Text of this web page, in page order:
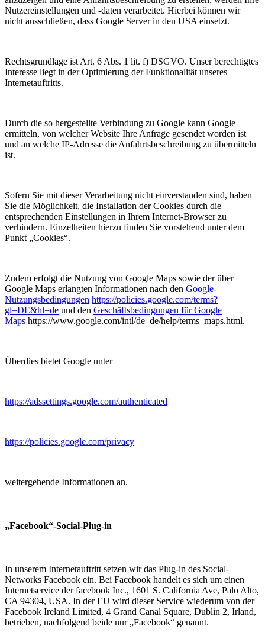
Nutzereinstellungen und -daten verarbeitet. Hierbei können wir
nicht ausschließen, dass Google Server in den USA einsetzt.
Rechtsgrundlage ist Art. 6 Abs. 1 lit. f) DSGVO. Unser berechtigtes
Interesse liegt in der Optimierung der Funktionalität unseres
Internetauftritts.
Durch die so hergestellte Verbindung zu Google kann Google
ermitteln, von welcher Website Ihre Anfrage gesendet worden ist
und an welche IP-Adresse die Anfahrtsbeschreibung zu übermitteln
ist.
Sofern Sie mit dieser Verarbeitung nicht einverstanden sind, haben
Sie die Möglichkeit, die Installation der Cookies durch die
entsprechenden Einstellungen in Ihrem Internet-Browser zu
verhindern. Einzelheiten hierzu finden Sie vorstehend unter dem
Punkt „Cookies“.
Zudem erfolgt die Nutzung von Google Maps sowie der über
Google Maps erlangten Informationen nach den Google-
Nutzungsbedingungen https://policies.google.com/terms?
gl=DE&hl=de und den Geschäftsbedingungen für Google
Maps https://www.google.com/intl/de_de/help/terms_maps.html.
Überdies bietet Google unter
https://adssettings.google.com/authenticated
https://policies.google.com/privacy
weitergehende Informationen an.
„Facebook“-Social-Plug-in
In unserem Internetauftritt setzen wir das Plug-in des Social-
Networks Facebook ein. Bei Facebook handelt es sich um einen
Internetservice der facebook Inc., 1601 S. California Ave, Palo Alto,
CA 94304, USA. In der EU wird dieser Service wiederum von der
Facebook Ireland Limited, 4 Grand Canal Square, Dublin 2, Irland,
betrieben, nachfolgend beide nur „Facebook“ genannt.